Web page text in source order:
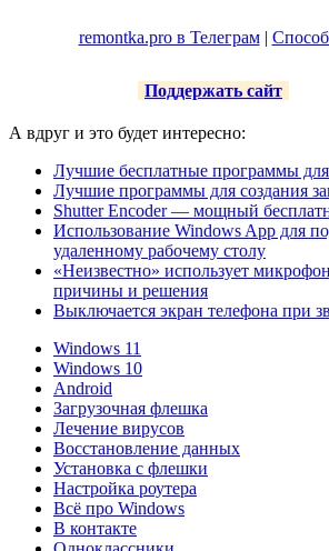
remontka.pro в Телеграм|
Поддержать сайт
А вдруг и это будет интересно:
Лучшие бесплатные программы
Лучшие программы для создания
Shutter Encoder — мощный
Использование Windows App для
удаленному рабочему столу
«Неизвестно» использует
причины и решения
Выключается экран телефона при
Windows 11
Windows 10
Android
Загрузочная флешка
Лечение вирусов
Восстановление данных
Установка с флешки
Настройка роутера
Всё про Windows
В контакте